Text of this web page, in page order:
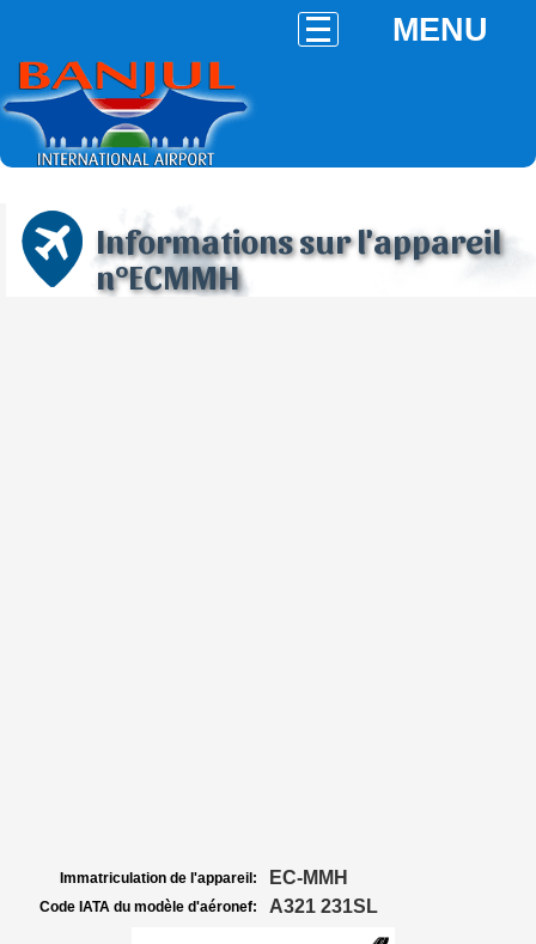
MENU
Informations sur l'appareil
n°ECMMH
Immatriculation de l'appareil: EC-MMH
Code IATA du modèle d'aéronef: A321 231SL